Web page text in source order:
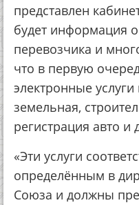
представлен
будет информация
перевозчика и
что в первую
электронные услуги
земельная,
регистрация авто и
«Эти услуги
определённым в
Союза и должны